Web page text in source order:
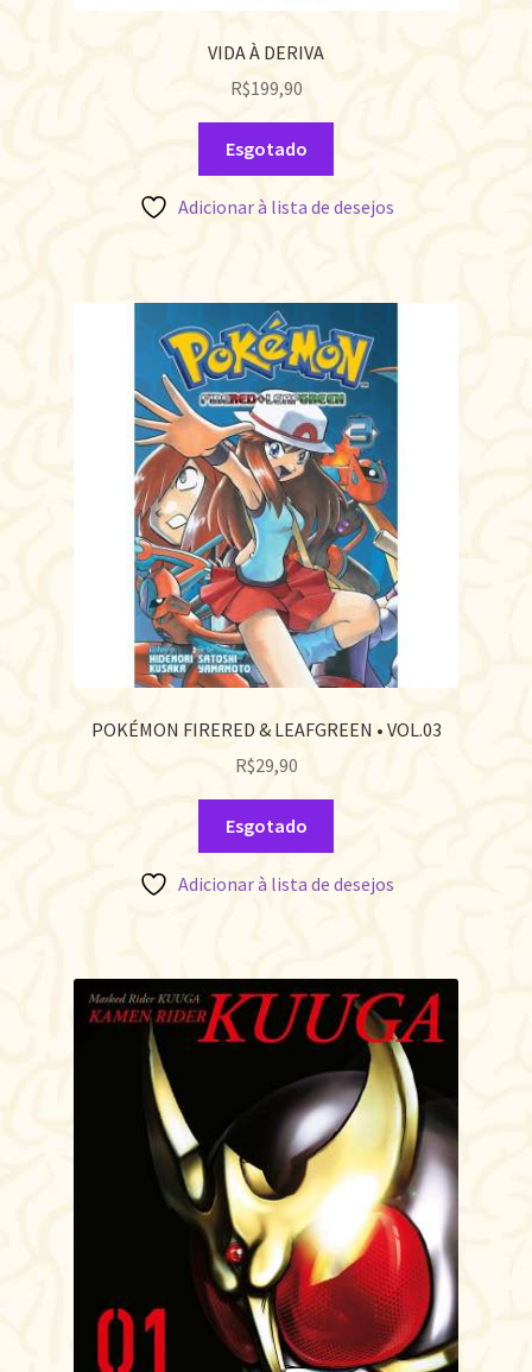
VIDA À DERIVA
R$199,90
Esgotado
Adicionar à lista de desejos
POKÉMON FIRERED & LEAFGREEN • VOL.03
R$29,90
Esgotado
Adicionar à lista de desejos